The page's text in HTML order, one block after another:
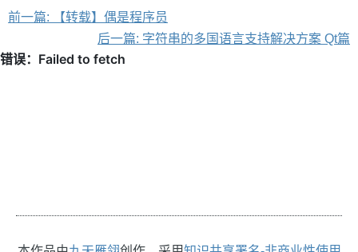
前一篇: 【转载】偶是程序员
后一篇: 字符串的多国语言支持解决方案 Qt篇